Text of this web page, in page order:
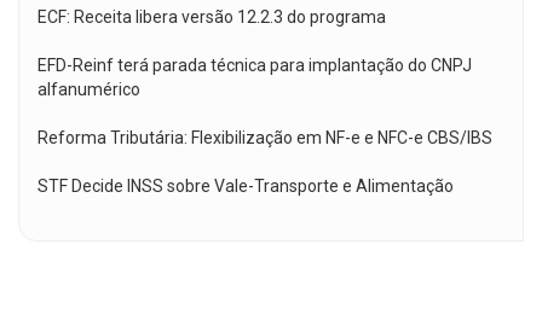
ECF: Receita libera versão 12.2.3 do programa
EFD-Reinf terá parada técnica para implantação do CNPJ
alfanumérico
Reforma Tributária: Flexibilização em NF-e e NFC-e CBS/IBS
STF Decide INSS sobre Vale-Transporte e Alimentação